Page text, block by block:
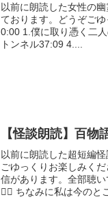
以前に朗読した女性の
ております。どうぞご
0:00 1.僕に取り憑く二
トンネル37:09 4....
【怪談朗読】百物
以前に朗読した超短編
ごゆっくりお楽しみく
信があります。全部聴
🙇‍♀️ ちなみに私は今のと